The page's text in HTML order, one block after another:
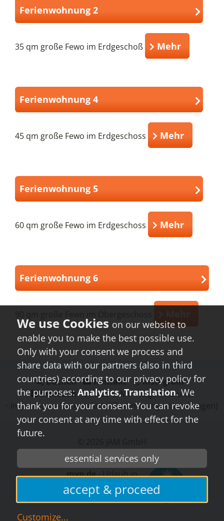
Ferienwohnung 2
35 qm große Fewo im Erdgeschoß Mehr
Ferienwohnung 4
45 qm große Fewo im Erdgeschoss Mehr
Ferienwohnung 5
60 qm große Fewo im Erdgeschoss Mehr
Ferienwohnung 6
mvp.de- Urlaub in
Mecklenburg-
Vorpommern
Buchen⋅ Kontakt⋅ instagram⋅
facebook - Urlaub in MV - folgen Sie uns!
Impressum ⋅ Datenschutz(Zustimmungseinstellungen)
on our website to
enable you to make the best possible use.
Only with your consent we process and
share data with our partners (also in third
countries) according to our privacy policy for
the purposes: Analytics, Translation. We
thank you for your consent. You can revoke
your consent at any time with effect for the
future.
Customize...
essential services only
accept & proceed